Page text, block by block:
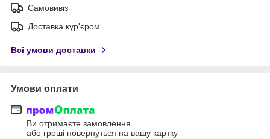
Самовивіз
Доставка кур'єром
Всі умови доставки
Умови оплати
Ви отримаєте замовлення
або гроші повернуться на вашу картку